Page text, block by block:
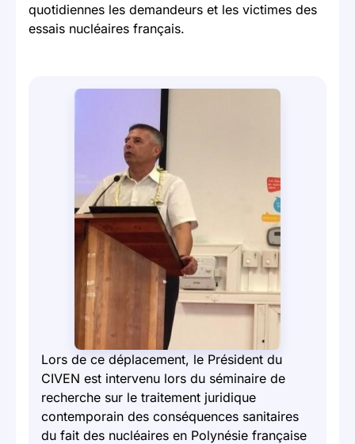
quotidiennes les demandeurs et les victimes des
essais nucléaires français.
Lors de ce déplacement, le Président du
CIVEN est intervenu lors du séminaire de
recherche sur le traitement juridique
contemporain des conséquences sanitaires
du fait des nucléaires en Polynésie française